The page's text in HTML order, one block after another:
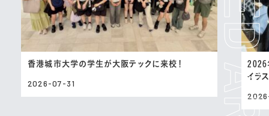
香港城市大学の学生が大阪テックに来校！
2026-07-31
2026
イラ